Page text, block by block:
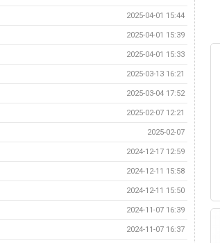
2025-04-01 15:44
2025-04-01 15:39
2025-04-01 15:33
2025-03-13 16:21
2025-03-04 17:52
2025-02-07 12:21
2025-02-07
2024-12-17 12:59
2024-12-11 15:58
2024-12-11 15:50
2024-11-07 16:39
2024-11-07 16:37